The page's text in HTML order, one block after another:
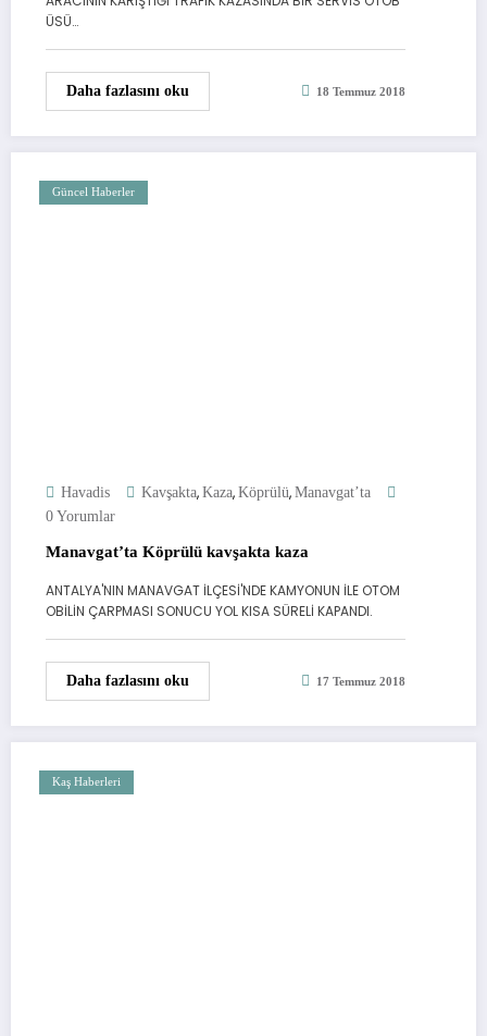
ÜSÜ…
Daha fazlasını oku 18 Temmuz 2018
Güncel Haberler
Havadis Kavşakta, Kaza, Köprülü, Manavgat’ta
0 Yorumlar
Manavgat’ta Köprülü kavşakta kaza
ANTALYA'NIN MANAVGAT İLÇESİ'NDE KAMYONUN İLE OTOM
OBİLİN ÇARPMASI SONUCU YOL KISA SÜRELİ KAPANDI.
Daha fazlasını oku 17 Temmuz 2018
Kaş Haberleri